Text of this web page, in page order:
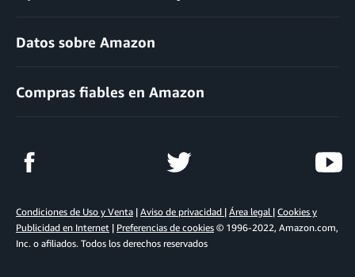
Datos sobre Amazon
Compras fiables en Amazon
Condiciones de Uso y Venta | Aviso de privacidad | Área legal | Cookies y
Publicidad en Internet | Preferencias de cookies © 1996-2022, Amazon.com,
Inc. o afiliados. Todos los derechos reservados